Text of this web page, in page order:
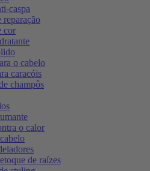
caspa
reparação
cor
o cabelo
caracóis
champôs
o calor
de raízes